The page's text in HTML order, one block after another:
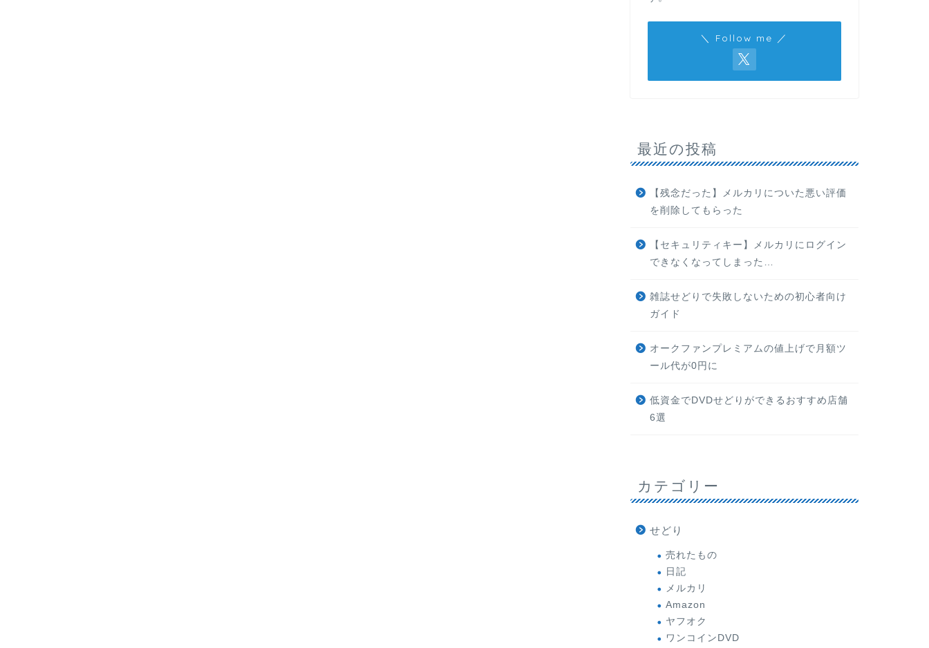
＼ Follow me ／
最近の投稿
【残念だった】メルカリについた悪い評価
を削除してもらった
【セキュリティキー】メルカリにログイン
できなくなってしまった…
雑誌せどりで失敗しないための初心者向け
ガイド
オークファンプレミアムの値上げで月額ツ
ール代が0円に
低資金でDVDせどりができるおすすめ店舗
6選
カテゴリー
せどり
売れたもの
日記
メルカリ
Amazon
ヤフオク
ワンコインDVD